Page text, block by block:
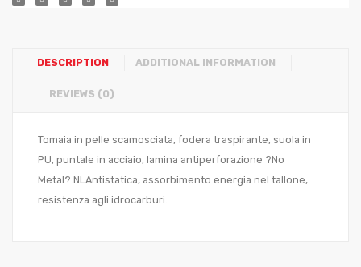
DESCRIPTION ADDITIONAL INFORMATION
REVIEWS (0)
Tomaia in pelle scamosciata, fodera traspirante, suola in
PU, puntale in acciaio, lamina antiperforazione ?No
Metal?.NLAntistatica, assorbimento energia nel tallone,
resistenza agli idrocarburi.